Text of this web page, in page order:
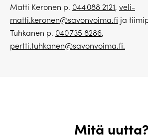
Matti Keronen p. 044 088 2121, veli-
matti.keronen@savonvoima.fi ja
Tuhkanen p. 040 735 8286,
pertti.tuhkanen@savonvoima.fi.
Mitä uutta?